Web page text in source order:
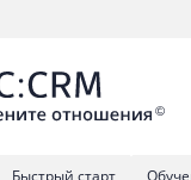
Быстрый старт